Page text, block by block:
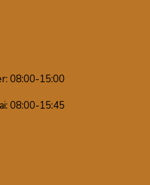
08:00-15:00
08:00-15:45